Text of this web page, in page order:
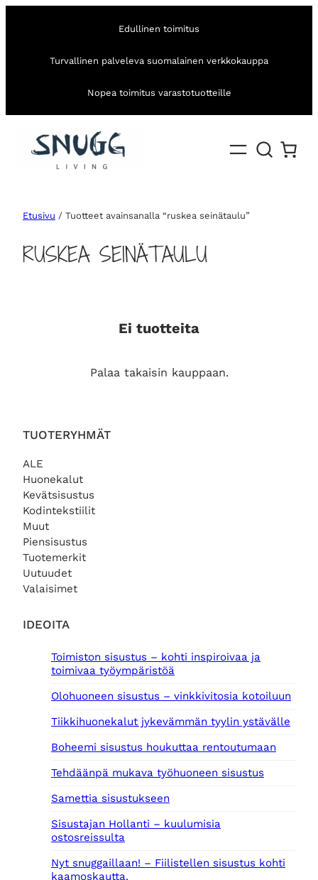
Edullinen toimitus
Turvallinen palveleva suomalainen verkkokauppa
Nopea toimitus varastotuotteille
TUOTERYHMÄT
ALE
Huonekalut
Kevätsisustus
Kodintekstiilit
Muut
Piensisustus
Tuotemerkit
Uutuudet
Valaisimet
IDEOITA
Toimiston sisustus – kohti inspiroivaa ja
toimivaa työympäristöä
Olohuoneen sisustus – vinkkivitosia kotoiluun
Tiikkihuonekalut jykevämmän tyylin ystävälle
Boheemi sisustus houkuttaa rentoutumaan
Tehdäänpä mukava työhuoneen sisustus
Samettia sisustukseen
Sisustajan Hollanti – kuulumisia
ostosreissulta
Nyt snuggaillaan! – Fiilistellen sisustus kohti
kaamoskautta.
Etusivu / Tuotteet avainsanalla “ruskea seinätaulu”
RUSKEA SEINÄTAULU
Ei tuotteita
Palaa takaisin kauppaan.